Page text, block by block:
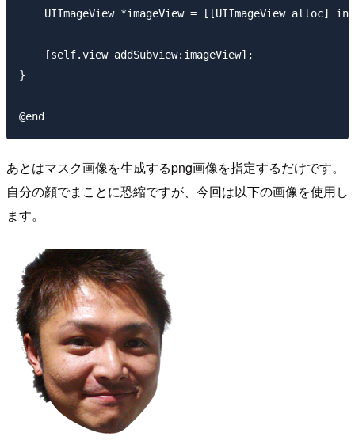
UIImageView *imageView = [[UIImageView alloc]
    [self.view addSubview:imageView];
}
あとはマスク画像を生成するpng画像を指定するだけです。
自分の顔でまことに恐縮ですが、今回は以下の画像を使用し
ます。